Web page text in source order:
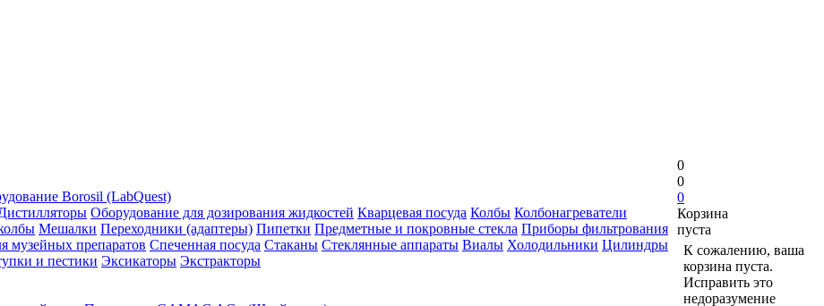
Borosil (LabQuest)
Оборудование для дозирования жидкостей Кварцевая посуда Колбы Колбонагреватели
Мешалки Переходники (адаптеры) Пипетки Предметные и покровные стекла Приборы фильтрования
музейных препаратов Спеченная посуда Стаканы Стеклянные аппараты Виалы Холодильники Цилиндры
и пестики Эксикаторы Экстракторы
0
0
0
Корзина
пуста
К сожалению, ваша
корзина пуста.
Исправить это
недоразумение